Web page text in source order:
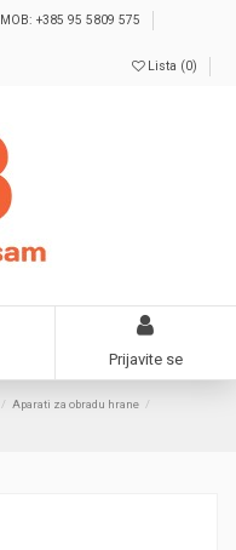
MOB: +385 95 5809 575
Lista (0)
Prijavite se
Aparati za obradu hrane